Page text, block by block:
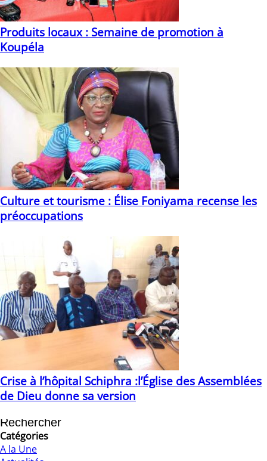
Produits locaux : Semaine de promotion à
Koupéla
Culture et tourisme : Élise Foniyama recense les
préoccupations
Crise à l’hôpital Schiphra :l’Église des Assemblées
de Dieu donne sa version
Catégories
A la Une